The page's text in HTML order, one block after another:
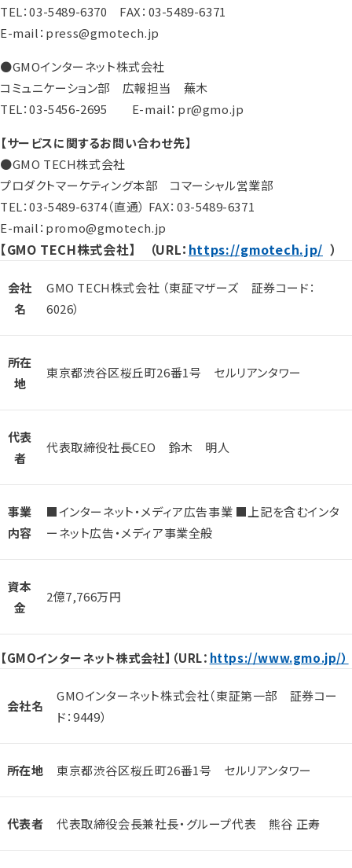
TEL：03-5489-6370 FAX：03-5489-6371
E-mail：press@gmotech.jp
●GMOインターネット株式会社
コミュニケーション部 広報担当 蕪木
TEL：03-5456-2695 E-mail：pr@gmo.jp
【サービスに関するお問い合わせ先】
●GMO TECH株式会社
プロダクトマーケティング本部 コマーシャル営業部
TEL：03-5489-6374（直通） FAX：03-5489-6371
E-mail：promo@gmotech.jp
【GMO TECH株式会社】 （URL： https://gmotech.jp/ ）
会社
名
GMO TECH株式会社 （東証マザーズ 証券コード：
6026）
所在
地
東京都渋谷区桜丘町26番1号 セルリアンタワー
代表
者
代表取締役社長CEO 鈴木 明人
事業
内容
■インターネット・メディア広告事業 ■上記を含むインタ
ーネット広告・メディア事業全般
資本
金
2億7,766万円
【GMOインターネット株式会社】（URL： https://www.gmo.jp/）
会社名
GMOインターネット株式会社（東証第一部 証券コー
ド：9449）
所在地 東京都渋谷区桜丘町26番1号 セルリアンタワー
代表者 代表取締役会長兼社長・グループ代表 熊谷 正寿